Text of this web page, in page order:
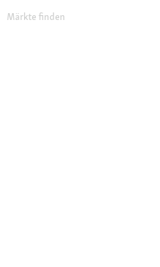
Märkte finden